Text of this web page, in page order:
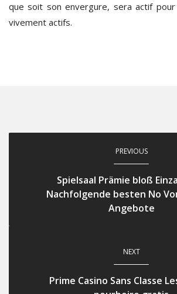
que soit son envergure, sera actif pour
vivement actifs.
PREVIOUS
Spielsaal Prämie bloß
Nachfolgende besten No
Angebote
NEXT
Prime Casino Sans Classe